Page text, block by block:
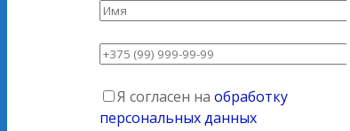
Я согласен на обработку
персональных данных